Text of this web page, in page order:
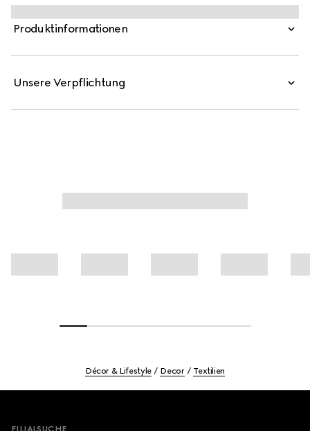
sie prächtige Materialien, komplexe Handwerkskunst und
satte Farben verwendet, wie das charakteristische GG bei
Produktinformationen
Unsere Verpflichtung
Décor & Lifestyle Decor Textilien
FILIALSUCHE